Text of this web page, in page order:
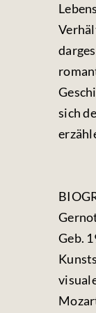
sich
Geb.